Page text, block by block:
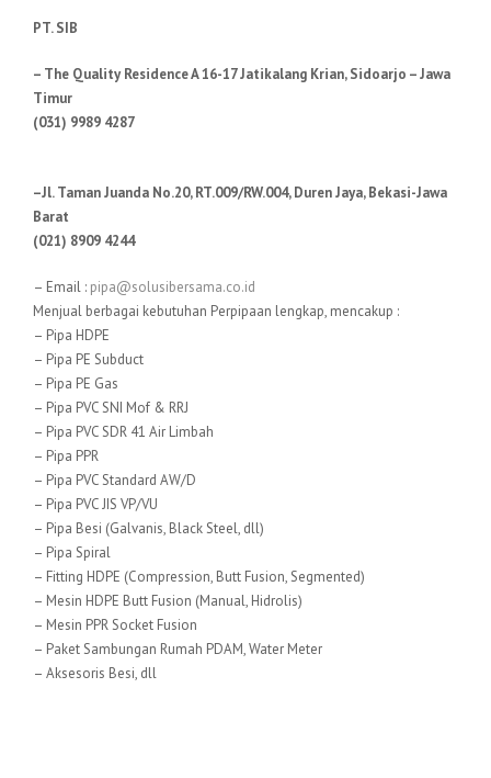
PT. SIB
– The Quality Residence A 16-17 Jatikalang Krian, Sidoarjo – Jawa
Timur
(031) 9989 4287
–Jl. Taman Juanda No.20, RT.009/RW.004, Duren Jaya, Bekasi-Jawa
Barat
(021) 8909 4244
– Email : pipa@solusibersama.co.id
Menjual berbagai kebutuhan Perpipaan lengkap, mencakup :
– Pipa HDPE
– Pipa PE Subduct
– Pipa PE Gas
– Pipa PVC SNI Mof & RRJ
– Pipa PVC SDR 41 Air Limbah
– Pipa PPR
– Pipa PVC Standard AW/D
– Pipa PVC JIS VP/VU
– Pipa Besi (Galvanis, Black Steel, dll)
– Pipa Spiral
– Fitting HDPE (Compression, Butt Fusion, Segmented)
– Mesin HDPE Butt Fusion (Manual, Hidrolis)
– Mesin PPR Socket Fusion
– Paket Sambungan Rumah PDAM, Water Meter
– Aksesoris Besi, dll